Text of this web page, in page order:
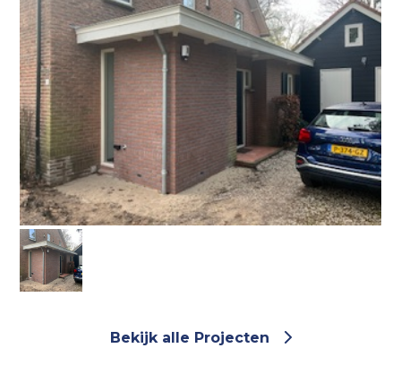
Bekijk alle Projecten